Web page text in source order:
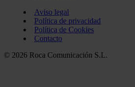
Aviso legal
Política de privacidad
Política de Cookies
Contacto
© 2026 Roca Comunicación S.L.